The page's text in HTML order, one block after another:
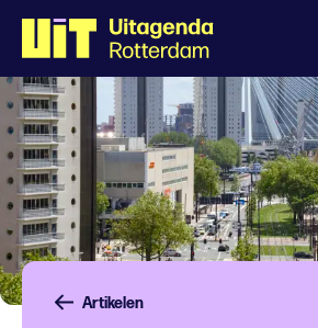
Artikelen